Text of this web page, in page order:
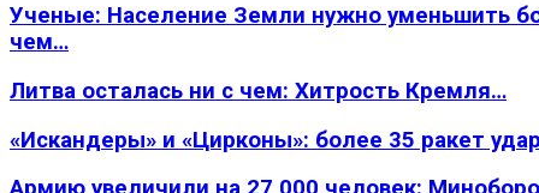
Ученые: Население Земли нужно уменьшить
чем…
Литва осталась ни с чем: Хитрость Кремля…
«Искандеры» и «Цирконы»: более 35 ракет